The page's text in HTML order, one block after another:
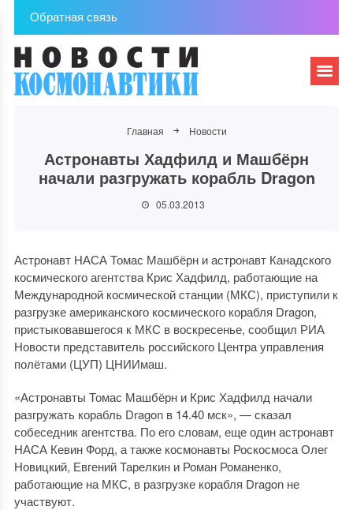
Обратная связь
Главная Новости
Астронавты Хадфилд и Машбёрн
начали разгружать корабль Dragon
05.03.2013
Астронавт НАСА Томас Машбёрн и астронавт Канадского
космического агентства Крис Хадфилд, работающие на
Международной космической станции (МКС), приступили к
разгрузке американского космического корабля Dragon,
пристыковавшегося к МКС в воскресенье, сообщил РИА
Новости представитель российского Центра управления
полётами (ЦУП) ЦНИИмаш.
«Астронавты Томас Машбёрн и Крис Хадфилд начали
разгружать корабль Dragon в 14.40 мск», — сказал
собеседник агентства. По его словам, еще один астронавт
НАСА Кевин Форд, а также космонавты Роскосмоса Олег
Новицкий, Евгений Тарелкин и Роман Романенко,
работающие на МКС, в разгрузке корабля Dragon не
участвуют.